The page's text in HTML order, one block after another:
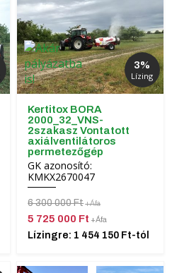
3%
Lízing
Kertitox BORA
2000_32_VNS-
2szakasz Vontatott
axiálventilátoros
permetezőgép
GK azonosító:
KMKX2670047
6 300 000 Ft+Áfa
5 725 000 Ft +Áfa
Lízingre: 1 454 150 Ft-tól